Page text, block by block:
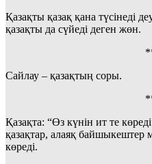
Қазақты қазақ қана түсінеді
қазақты да сүйеді деген жөн.
Сайлау – қазақтың соры.
Қазақта: “Өз күнін ит те
қазақтар, алаяқ байшыкештер
көреді.